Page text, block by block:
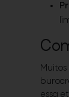
essa